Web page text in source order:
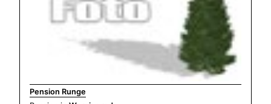
Pension Runge